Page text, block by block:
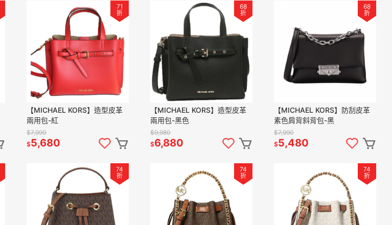
71
折
【MICHAEL KORS】造型皮革
兩用包-紅
$7,990
$5,680
68
折
【MICHAEL KORS】造型皮革
兩用包-黑色
$9,980
$6,880
68
折
【MICHAEL KORS】防刮皮革
素色肩背斜背包-黑
$7,990
$5,480
74
折
74
折
74
折